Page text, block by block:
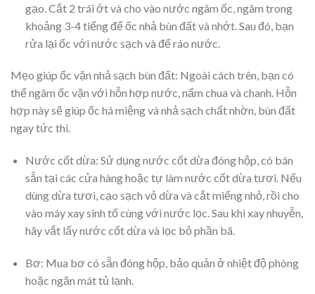
gạo. Cắt 2 trái ớt và cho vào nước ngâm ốc, ngâm trong
khoảng 3-4 tiếng để ốc nhả bùn đất và nhớt. Sau đó, bạn
rửa lại ốc với nước sạch và để ráo nước.
Mẹo giúp ốc vặn nhả sạch bùn đất: Ngoài cách trên, bạn có
thể ngâm ốc vặn với hỗn hợp nước, nấm chua và chanh. Hỗn
hợp này sẽ giúp ốc há miệng và nhả sạch chất nhờn, bùn đất
ngay tức thì.
Nước cốt dừa: Sử dụng nước cốt dừa đóng hộp, có bán
sẵn tại các cửa hàng hoặc tự làm nước cốt dừa tươi. Nếu
dùng dừa tươi, cạo sạch vỏ dừa và cắt miếng nhỏ, rồi cho
vào máy xay sinh tố cùng với nước lọc. Sau khi xay nhuyễn,
hãy vắt lấy nước cốt dừa và lọc bỏ phần bã.
Bơ: Mua bơ có sẵn đóng hộp, bảo quản ở nhiệt độ phòng
hoặc ngăn mát tủ lạnh.